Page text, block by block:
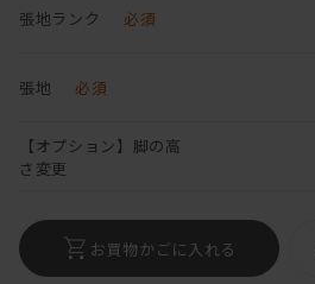
張地ランク 必須
張地 必須
【オプション】脚の高
さ変更
お買物かごに入れる